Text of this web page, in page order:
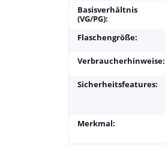
Basisverhältnis
(VG/PG):
Flaschengröße:
Verbraucherhinweise:
Sicherheitsfeatures:
Merkmal: